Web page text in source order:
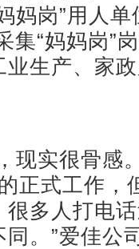
妈岗”用人
集“妈妈岗”
生产、家
实很骨感
正式工作，
多人打电
。”爱佳公